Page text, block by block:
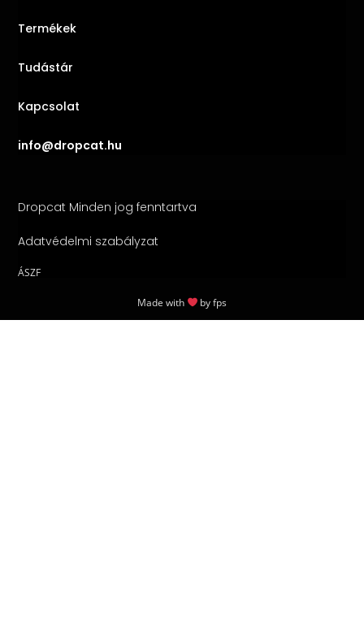
Termékek
Tudástár
Kapcsolat
info@dropcat.hu
Dropcat Minden jog fenntartva
Adatvédelmi szabályzat
ÁSZF
Made with byfps